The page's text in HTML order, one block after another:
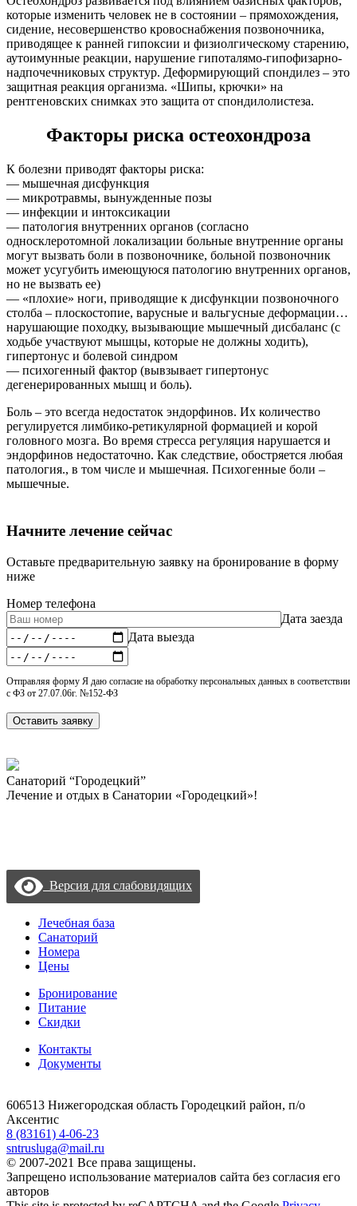
которые изменить человек не в состоянии – прямохождения,
сидение, несовершенство кровоснабжения позвоночника,
приводящее к ранней гипоксии и физиолгическому старению,
аутоимунные реакции, нарушение гипоталямо-гипофизарно-
надпочечниковых структур. Деформирующий спондилез – это
защитная реакция организма. «Шипы, крючки» на
рентгеновских снимках это защита от спондилолистеза.
Факторы риска остеохондроза
К болезни приводят факторы риска:
— мышечная дисфункция
— микротравмы, вынужденные позы
— инфекции и интоксикации
— патология внутренних органов (согласно
односклеротомной локализации больные внутренние органы
могут вызвать боли в позвоночнике, больной позвоночник
может усугубить имеющуюся патологию внутренних органов,
но не вызвать ее)
— «плохие» ноги, приводящие к дисфункции позвоночного
столба – плоскостопие, варусные и вальгусные деформации…
нарушающие походку, вызывающие мышечный дисбаланс (с
ходьбе участвуют мышцы, которые не должны ходить),
гипертонус и болевой синдром
— психогенный фактор (вывзывает гипертонус
дегенерированных мышц и боль).
Боль – это всегда недостаток эндорфинов. Их количество
регулируется лимбико-ретикулярной формацией и корой
головного мозга. Во время стресса регуляция нарушается и
эндорфинов недостаточно. Как следствие, обостряется любая
патология., в том числе и мышечная. Психогенные боли –
мышечные.
Начните лечение сейчас
Оставьте предварительную заявку на бронирование в форму
ниже
Номер телефона
Дата заезда
Дата выезда
Отправляя форму Я даю согласие на обработку персональных данных в соответствии
с ФЗ от 27.07.06г. №152-ФЗ
Санаторий “Городецкий”
Лечение и отдых в Санатории «Городецкий»!
Версия для слабовидящих
Лечебная база
Санаторий
Номера
Цены
Бронирование
Питание
Скидки
Контакты
Документы
606513 Нижегородская область Городецкий район, п/о
Аксентис
8 (83161) 4-06-23
sntrusluga@mail.ru
© 2007-2021 Все права защищены.
Запрещено использование материалов сайта без согласия его
авторов